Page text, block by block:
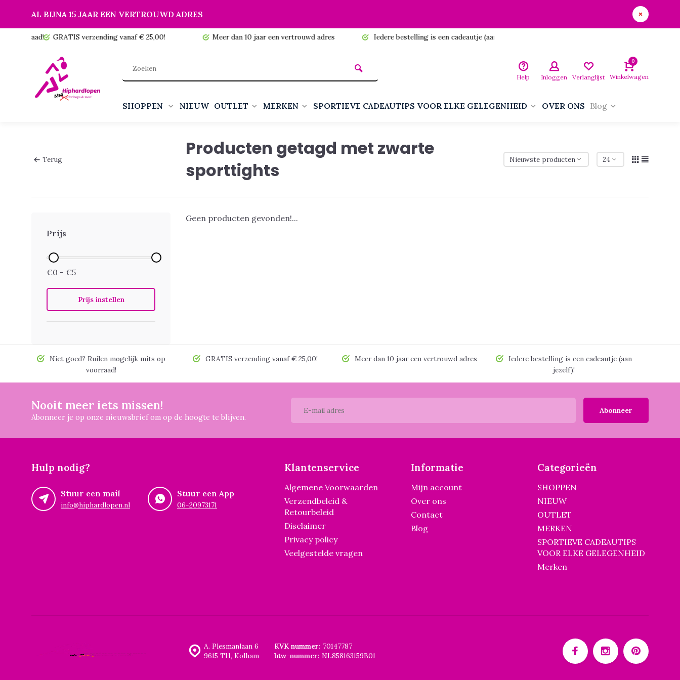
AL BIJNA 15 JAAR EEN VERTROUWD ADRES
GRATIS verzending vanaf € 25,00! Meer dan 10 jaar een vertrouwd adres Iedere bestelling is een cadeautje (aan jezelf)!
Help Inloggen Verlanglijst
0
Winkelwagen
SHOPPEN NIEUW OUTLET MERKEN SPORTIEVE CADEAUTIPS VOOR ELKE GELEGENHEID OVER ONS Blog
Terug
Producten getagd met zwarte
sporttights
Prijs
€0 - €5
Prijs instellen
Geen producten gevonden!...
Niet goed? Ruilen mogelijk mits op
voorraad!
GRATIS verzending vanaf € 25,00! Meer dan 10 jaar een vertrouwd adres
Iedere bestelling is een cadeautje (aan
jezelf)!
Nooit meer iets missen!
Abonneer je op onze nieuwsbrief om op de hoogte te blijven.
Abonneer
Hulp nodig?
Stuur een mail
info@hiphardlopen.nl
Stuur een App
06-20973171
Klantenservice
Algemene Voorwaarden
Verzendbeleid &
Retourbeleid
Disclaimer
Privacy policy
Veelgestelde vragen
Informatie
Mijn account
Over ons
Contact
Blog
Categorieën
SHOPPEN
NIEUW
OUTLET
MERKEN
SPORTIEVE CADEAUTIPS
VOOR ELKE GELEGENHEID
Merken
A. Plesmanlaan 6
9615 TH, Kolham
KVK nummer: 70147787
btw-nummer: NL858163159B01